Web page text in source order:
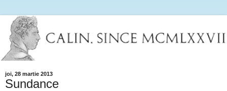
joi, 28 martie 2013
Sundance